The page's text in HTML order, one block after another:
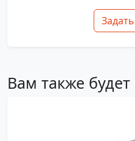
Вам также